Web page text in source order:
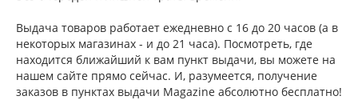
Выдача товаров работает ежедневно с 16 до 20 часов (а в
некоторых магазинах - и до 21 часа). Посмотреть, где
находится ближайший к вам пункт выдачи, вы можете на
нашем сайте прямо сейчас. И, разумеется, получение
заказов в пунктах выдачи Magazine абсолютно бесплатно!